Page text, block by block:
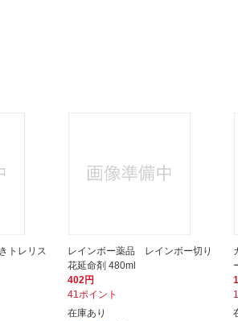
トレリス
レインボー薬品 レインボー切り
花延命剤 480ml
402円
41ポイント
在庫あり